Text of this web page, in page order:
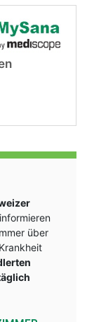
über